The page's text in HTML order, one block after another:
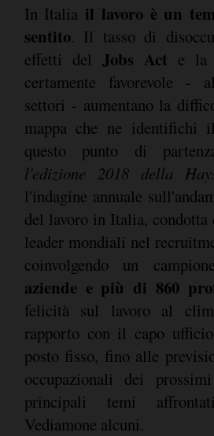
In Italia il lavoro è un
sentito. Il tasso di
effetti del Jobs Act e la
certamente favorevole -
settori - aumentano la
mappa che ne identifichi
questo punto di
l'edizione 2018 della
l'indagine annuale
del lavoro in Italia, condotta
leader mondiali nel
coinvolgendo un
aziende e più di 860
felicità sul lavoro al
rapporto con il capo
posto fisso, fino alle
occupazionali dei
principali temi
Vediamone alcuni.